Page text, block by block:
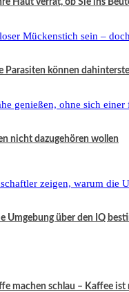
Haut verrät, ob Sie ins
Parasiten können
nicht dazugehören wollen
Umgebung über den IQ
machen schlau – Kaffee ist